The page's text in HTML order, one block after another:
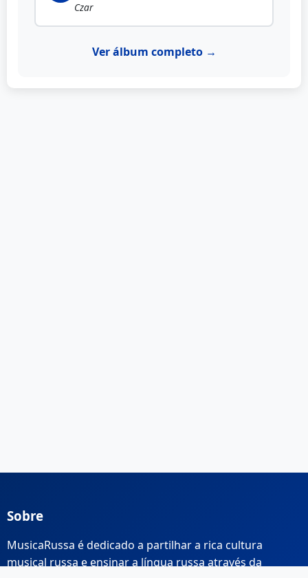
Czar
Ver álbum completo →
Sobre
MusicaRussa é dedicado a partilhar a rica cultura
musical russa e ensinar a língua russa através da